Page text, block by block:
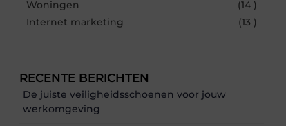
Woningen
(14 )
Internet marketing
(13 )
RECENTE BERICHTEN
De juiste veiligheidsschoenen voor jouw
werkomgeving